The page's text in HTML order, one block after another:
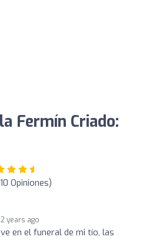
Fermín Criado:
Opiniones)
2 years ago
en el funeral de mi tío, las